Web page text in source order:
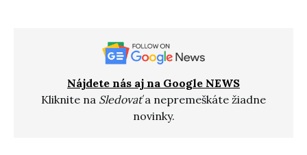
Nájdete nás aj na Google NEWS
Kliknite na Sledovaťa nepremeškáte žiadne
novinky.